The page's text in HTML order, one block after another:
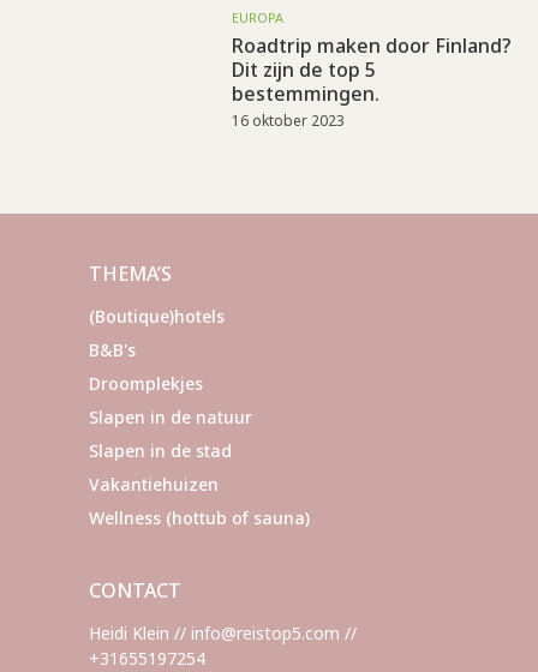
EUROPA
Roadtrip maken door Finland?
Dit zijn de top 5
bestemmingen.
16 oktober 2023
THEMA’S
(Boutique)hotels
B&B's
Droomplekjes
Slapen in de natuur
Slapen in de stad
Vakantiehuizen
Wellness (hottub of sauna)
CONTACT
Heidi Klein // info@reistop5.com //
+31655197254